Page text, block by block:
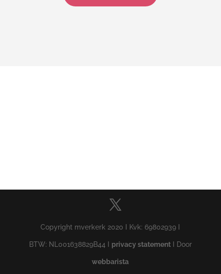
Copyright mverkerk 2020 I Kvk: 69802939 I
BTW: NL001638829B44 I privacy statementI Door
webbarista